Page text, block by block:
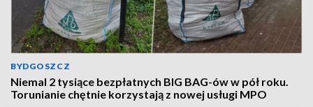
BYDGOSZCZ
Niemal 2 tysiące bezpłatnych BIG BAG-ów w pół roku.
Torunianie chętnie korzystają z nowej usługi MPO